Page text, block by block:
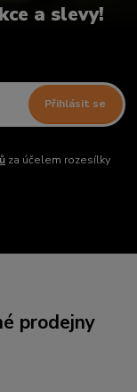
a slevy!
Přihlásit se
za účelem rozesílky
prodejny